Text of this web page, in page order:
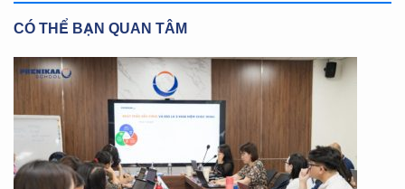
CÓ THỂ BẠN QUAN TÂM